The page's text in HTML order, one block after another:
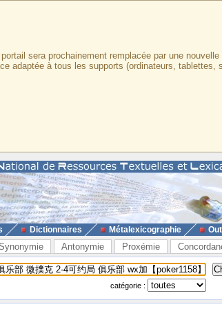
sera prochainement remplacée par une nouvelle
adaptée à tous les supports (ordinateurs, tablettes,
Dictionnaires Métalexicographie
Antonymie Proxémie
catégorie :